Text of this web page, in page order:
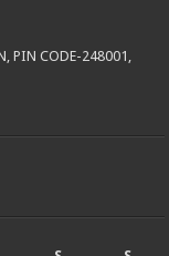
PIN CODE-248001,